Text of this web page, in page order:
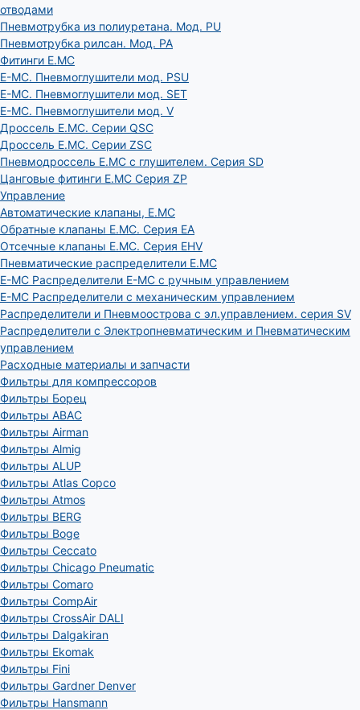
отводами
Пневмотрубка из полиуретана. Мод. РU
Пневмотрубка рилсан. Мод. PA
Фитинги E.MC
E-MC. Пневмоглушители мод. PSU
E-MC. Пневмоглушители мод. SET
E-MC. Пневмоглушители мод. V
Дроссель E.MC. Серии QSC
Дроссель E.MC. Серии ZSC
Пневмодроссель E.MC с глушителем. Серия SD
Цанговые фитинги E.MC Серия ZP
Управление
Автоматические клапаны, Е.МС
Обратные клапаны E.MC. Серия EA
Отсечные клапаны E.MC. Серия EHV
Пневматические распределители E.MC
E-MC Распределители E-MC с ручным управлением
E-MC Распределители с механическим управлением
Распределители и Пневмоострова с эл.управлением. серия SV
Распределители с Электропневматическим и Пневматическим
управлением
Расходные материалы и запчасти
Фильтры для компрессоров
Фильтры Борец
Фильтры ABAC
Фильтры Airman
Фильтры Almig
Фильтры ALUP
Фильтры Atlas Copco
Фильтры Atmos
Фильтры BERG
Фильтры Boge
Фильтры Ceccato
Фильтры Chicago Pneumatic
Фильтры Comaro
Фильтры CompAir
Фильтры CrossAir DALI
Фильтры Dalgakiran
Фильтры Ekomak
Фильтры Fini
Фильтры Gardner Denver
Фильтры Hansmann